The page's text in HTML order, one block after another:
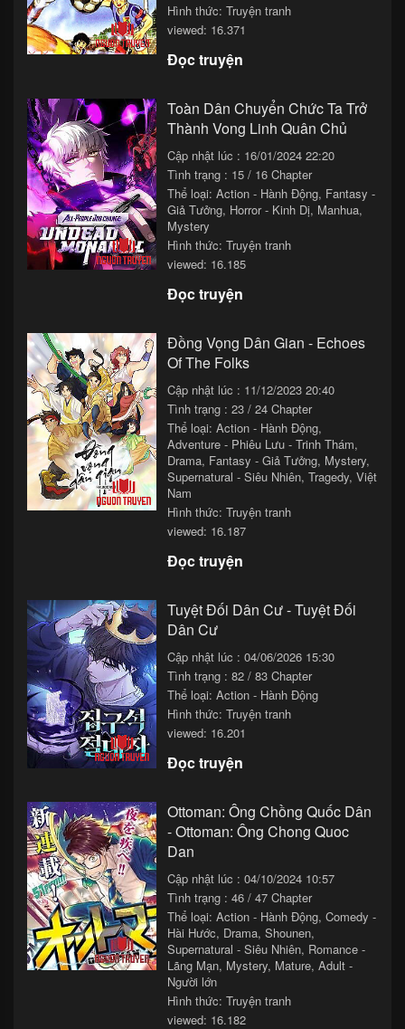
Hình thức: Truyện tranh
viewed: 16.371
Đọc truyện
Toàn Dân Chuyển Chức Ta Trở
Thành Vong Linh Quân Chủ
Cập nhật lúc : 16/01/2024 22:20
Tình trạng : 15 / 16 Chapter
Thể loại: Action - Hành Động, Fantasy -
Giả Tưởng, Horror - Kinh Dị, Manhua,
Mystery
Hình thức: Truyện tranh
viewed: 16.185
Đọc truyện
Đồng Vọng Dân Gian - Echoes
Of The Folks
Cập nhật lúc : 11/12/2023 20:40
Tình trạng : 23 / 24 Chapter
Thể loại: Action - Hành Động,
Adventure - Phiêu Lưu - Trinh Thám,
Drama, Fantasy - Giả Tưởng, Mystery,
Supernatural - Siêu Nhiên, Tragedy, Việt
Nam
Hình thức: Truyện tranh
viewed: 16.187
Đọc truyện
Tuyệt Đối Dân Cư - Tuyệt Đối
Dân Cư
Cập nhật lúc : 04/06/2026 15:30
Tình trạng : 82 / 83 Chapter
Thể loại: Action - Hành Động
Hình thức: Truyện tranh
viewed: 16.201
Đọc truyện
Ottoman: Ông Chồng Quốc Dân
- Ottoman: Ông Chong Quoc
Dan
Cập nhật lúc : 04/10/2024 10:57
Tình trạng : 46 / 47 Chapter
Thể loại: Action - Hành Động, Comedy -
Hài Hước, Drama, Shounen,
Supernatural - Siêu Nhiên, Romance -
Lãng Mạn, Mystery, Mature, Adult -
Người lớn
Hình thức: Truyện tranh
viewed: 16.182